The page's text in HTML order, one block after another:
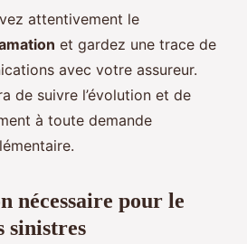
attentivement le
et gardez une trace de
avec votre assureur.
de suivre l’évolution et de
à toute demande
nécessaire pour le
sinistres